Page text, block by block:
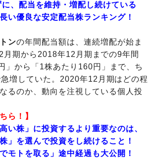
、配当を維持・増配し続けている
い優良な安定配当株ランキング！
ンの年間配当額は、連続増配が始ま
月期から2018年12月期までの9年間
」から「1株あたり160円」まで、ち
増していた。2020年12月期はどの程
るのか、動向を注視している個人投
ら！】
い株」に投資するより重要なのは、
株」を選んで投資をし続けること！
モトを取る」途中経過も大公開！